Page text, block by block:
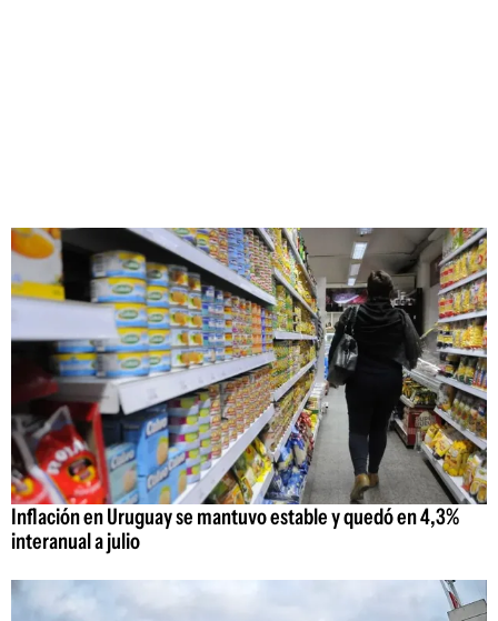
Inflación en Uruguay se mantuvo estable y quedó en 4,3%
interanual a julio